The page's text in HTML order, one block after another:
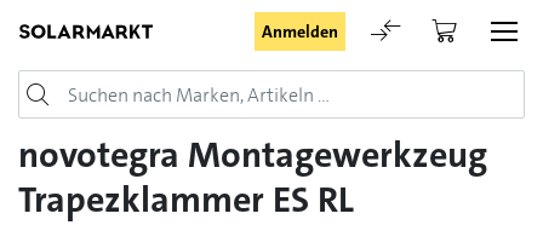
Anmelden
Login
novotegra Montagewerkzeug
Trapezklammer ES RL